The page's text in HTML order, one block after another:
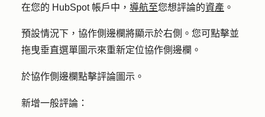
在您的 HubSpot 帳戶中， 導航至您想評論的資產 。
預設情況下，協作側邊欄將顯示於右側。您可點擊並
拖曳垂直選單圖示來重新定位協作側邊欄。
於協作側邊欄點擊評論圖示 。
新增一般評論：